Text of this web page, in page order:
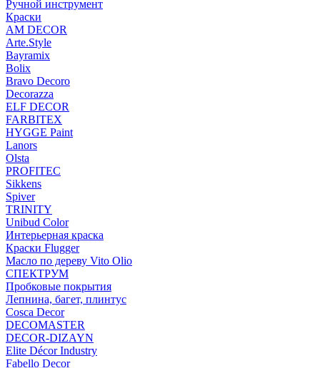
Ручной инструмент
Краски
AM DECOR
Arte.Style
Bayramix
Bolix
Bravo Decoro
Decorazza
ELF DECOR
FARBITEX
HYGGE Paint
Lanors
Olsta
PROFITEC
Sikkens
Spiver
TRINITY
Unibud Color
Интерьерная краска
Краски Flugger
Масло по дереву Vito Olio
СПЕКТРУМ
Пробковые покрытия
Лепнина, багет, плинтус
Cosca Decor
DECOMASTER
DECOR-DIZAYN
Elite Décor Industry
Fabello Decor